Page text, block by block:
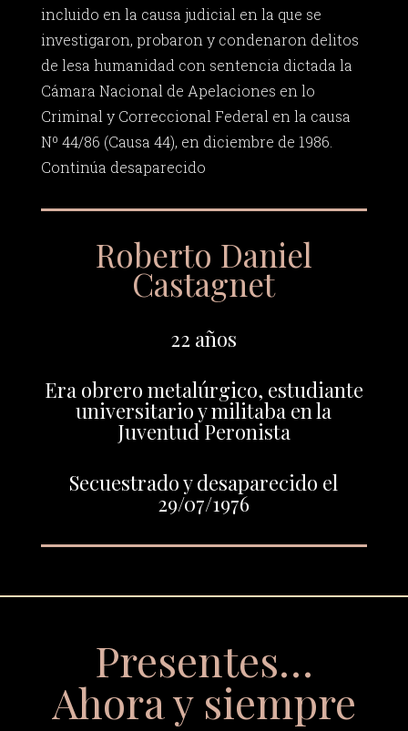
incluido en la causa judicial en la que se
investigaron, probaron y condenaron delitos
de lesa humanidad con sentencia dictada la
Cámara Nacional de Apelaciones en lo
Criminal y Correccional Federal en la causa
Nº 44/86 (Causa 44), en diciembre de 1986.
Continúa desaparecido
Roberto Daniel
Castagnet
22 años
Era obrero metalúrgico, estudiante
universitario y militaba en la
Juventud Peronista
Secuestrado y desaparecido el
29/07/1976
Presentes…
Ahora y siempre